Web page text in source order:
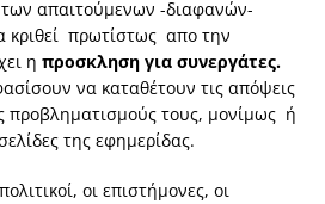
απαιτούμενων -διαφανών-
κριθεί πρωτίστως απο την
η προσκληση για συνεργάτες.
να καταθέτουν τις απόψεις
προβληματισμούς τους, μονίμως ή
της εφημερίδας.
οι επιστήμονες, οι